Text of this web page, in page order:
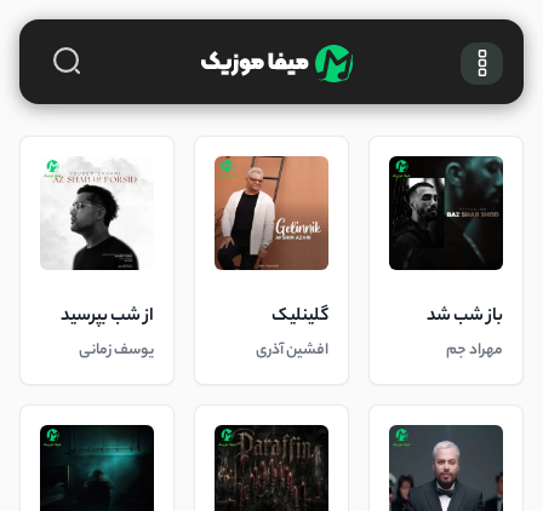
باز شب شد
مهراد جم
گلینلیک
افشین آذری
از شب بپرسید
یوسف زمانی